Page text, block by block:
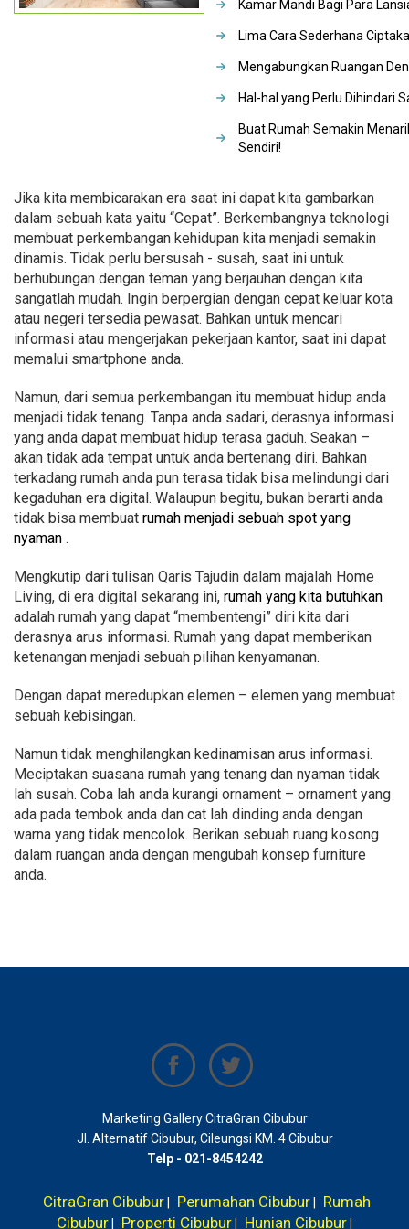
Kamar Mandi Bagi Para
Lima Cara Sederhana
Mengabungkan Ruangan
Hal-hal yang Perlu Dihindari
Buat Rumah Semakin
Sendiri!
Jika kita membicarakan era saat ini dapat kita gambarkan
dalam sebuah kata yaitu “Cepat”. Berkembangnya teknologi
membuat perkembangan kehidupan kita menjadi semakin
dinamis. Tidak perlu bersusah - susah, saat ini untuk
berhubungan dengan teman yang berjauhan dengan kita
sangatlah mudah. Ingin berpergian dengan cepat keluar kota
atau negeri tersedia pewasat. Bahkan untuk mencari
informasi atau mengerjakan pekerjaan kantor, saat ini dapat
memalui smartphone anda.
Namun, dari semua perkembangan itu membuat hidup anda
menjadi tidak tenang. Tanpa anda sadari, derasnya informasi
yang anda dapat membuat hidup terasa gaduh. Seakan –
akan tidak ada tempat untuk anda bertenang diri. Bahkan
terkadang rumah anda pun terasa tidak bisa melindungi dari
kegaduhan era digital. Walaupun begitu, bukan berarti anda
tidak bisa membuat rumah menjadi sebuah spot yang
nyaman .
Mengkutip dari tulisan Qaris Tajudin dalam majalah Home
Living, di era digital sekarang ini, rumah yang kita butuhkan
adalah rumah yang dapat “membentengi” diri kita dari
derasnya arus informasi. Rumah yang dapat memberikan
ketenangan menjadi sebuah pilihan kenyamanan.
Dengan dapat meredupkan elemen – elemen yang membuat
sebuah kebisingan.
Namun tidak menghilangkan kedinamisan arus informasi.
Meciptakan suasana rumah yang tenang dan nyaman tidak
lah susah. Coba lah anda kurangi ornament – ornament yang
ada pada tembok anda dan cat lah dinding anda dengan
warna yang tidak mencolok. Berikan sebuah ruang kosong
dalam ruangan anda dengan mengubah konsep furniture
anda.
Marketing Gallery CitraGran Cibubur
Jl. Alternatif Cibubur, Cileungsi KM. 4 Cibubur
Telp - 021-8454242
CitraGran Cibubur Perumahan Cibubur
Rumah
Cibubur
Properti Cibubur Hunian Cibubur